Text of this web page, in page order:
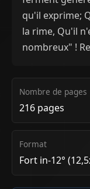
qu'il exprime;
la rime, Qu'il
nombreux" !
Nombre de pages
216 pages
Format
Fort in-12°